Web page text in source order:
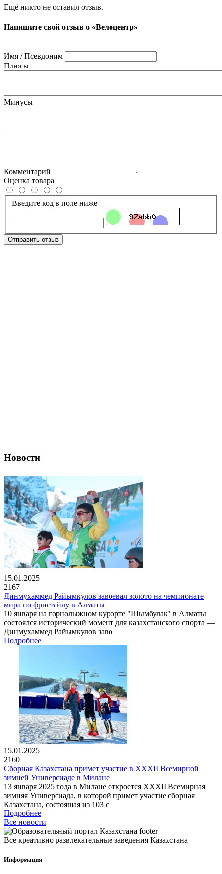
Ещё никто не оставил отзыв.
Напишите свой отзыв о «Велоцентр»
Имя / Псевдоним
Плюсы
Минусы
Комментарий
Оценка товара
Введите код в поле ниже
Отправить отзыв
Новости
15.01.2025
2167
Динмухаммед Райымкулов завоевал золото на чемпионате
мира по фристайлу в Алматы
10 января на горнолыжном курорте "Шымбулак" в Алматы
состоялся исторический момент для казахстанского спорта —
Динмухаммед Райымкулов заво
Подробнее
15.01.2025
2160
Сборная Казахстана примет участие в XXXII Всемирной
зимней Универсиаде в Милане
13 января 2025 года в Милане откроется XXXII Всемирная
зимняя Универсиада, в которой примет участие сборная
Казахстана, состоящая из 103 с
Подробнее
Все новости
Все креативно развлекательные заведения Казахстана
Информация